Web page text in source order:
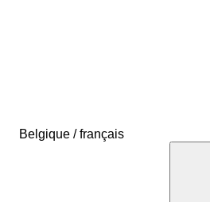
Belgique / français